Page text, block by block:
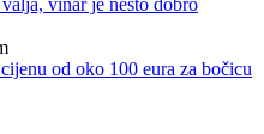
vinar je nešto dobro
od oko 100 eura za bočicu